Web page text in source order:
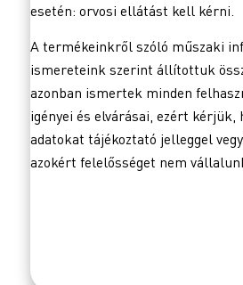
esetén: orvosi ellátást kell kérni.
A termékeinkről szóló műszaki
ismereteink szerint állítottuk
azonban ismertek minden
igényei és elvárásai, ezért kérjük,
adatokat tájékoztató jelleggel
azokért felelősséget nem